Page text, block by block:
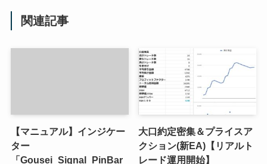
関連記事
【マニュアル】インジケー
ター
「Gousei_Signal_PinBar
大口約定密集＆プライスア
クション(新EA)【リアルト
レード運用開始】